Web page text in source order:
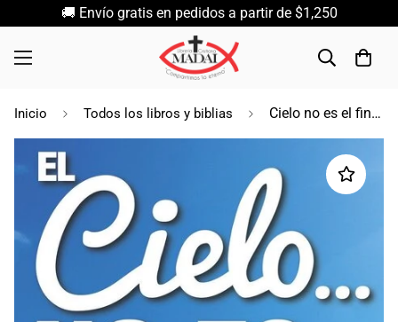
🚚 Envío gratis en pedidos a partir de $1,250
Inicio Todos los libros y biblias Cielo no es el fin del mundo / David Lawrence